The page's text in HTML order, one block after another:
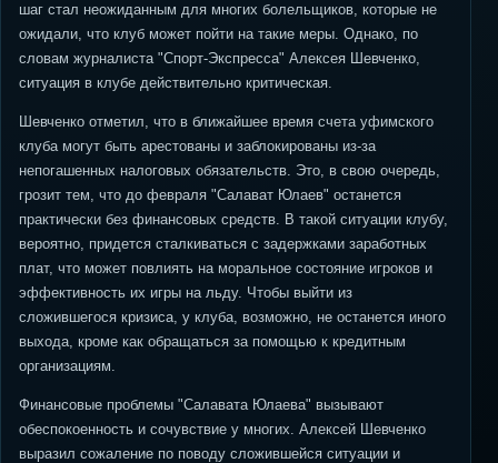
шаг стал неожиданным для многих болельщиков, которые не
ожидали, что клуб может пойти на такие меры. Однако, по
словам журналиста "Спорт-Экспресса" Алексея Шевченко,
ситуация в клубе действительно критическая.
Шевченко отметил, что в ближайшее время счета уфимского
клуба могут быть арестованы и заблокированы из-за
непогашенных налоговых обязательств. Это, в свою очередь,
грозит тем, что до февраля "Салават Юлаев" останется
практически без финансовых средств. В такой ситуации клубу,
вероятно, придется сталкиваться с задержками заработных
плат, что может повлиять на моральное состояние игроков и
эффективность их игры на льду. Чтобы выйти из
сложившегося кризиса, у клуба, возможно, не останется иного
выхода, кроме как обращаться за помощью к кредитным
организациям.
Финансовые проблемы "Салавата Юлаева" вызывают
обеспокоенность и сочувствие у многих. Алексей Шевченко
выразил сожаление по поводу сложившейся ситуации и